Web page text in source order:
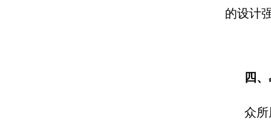
的设计
四
众